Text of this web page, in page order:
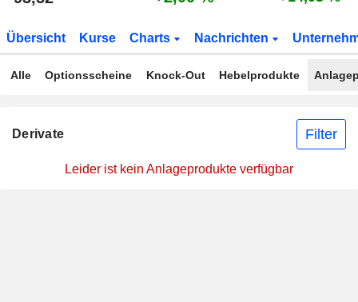
Übersicht Kurse Charts Nachrichten
Alle Optionsscheine Knock-Out Hebelprodukte
Derivate Filter
Leider ist kein Anlageprodukte verfügbar